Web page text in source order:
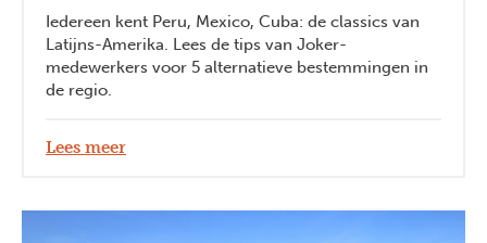
Iedereen kent Peru, Mexico, Cuba: de classics van
Latijns-Amerika. Lees de tips van Joker-
medewerkers voor 5 alternatieve bestemmingen in
de regio.
Lees meer